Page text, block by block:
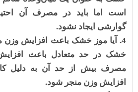
است اما باید در مصرف آن
گوارشی ایجاد نشود.
آیا موز خشک باعث افزایش
خشک در حد متعادل باعث
مصرف بیش از حد آن به دلیل
افزایش وزن منجر شود.